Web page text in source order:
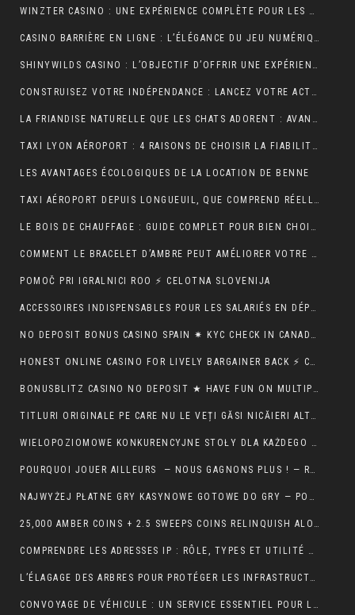
WINZTER CASINO : UNE EXPÉRIENCE COMPLÈTE POUR LES AMATEURS DE JEUX EN LIGNE
CASINO BARRIÈRE EN LIGNE : L’ÉLÉGANCE DU JEU NUMÉRIQUE AU SERVICE DES JOUEURS MODERNES
SHINYWILDS CASINO : L’OBJECTIF D’OFFRIR UNE EXPÉRIENCE DE JEU EXCEPTIONNELLE ET SÉCURISÉE
CONSTRUISEZ VOTRE INDÉPENDANCE : LANCEZ VOTRE ACTIVITÉ DE MARCHAND DE BIENS OU AGENT IMMOBILIER
LA FRIANDISE NATURELLE QUE LES CHATS ADORENT : AVANTAGES ET CONSEILS
TAXI LYON AÉROPORT : 4 RAISONS DE CHOISIR LA FIABILITÉ ET LE CONFORT POUR VOS TRAJETS
LES AVANTAGES ÉCOLOGIQUES DE LA LOCATION DE BENNE
TAXI AÉROPORT DEPUIS LONGUEUIL, QUE COMPREND RÉELLEMENT LE PRIX ANNONCÉ ?
LE BOIS DE CHAUFFAGE : GUIDE COMPLET POUR BIEN CHOISIR SON COMBUSTIBLE
COMMENT LE BRACELET D’AMBRE PEUT AMÉLIORER VOTRE QUOTIDIEN
POMOČ PRI IGRALNICI ROO ⚡ CELOTNA SLOVENIJA
ACCESSOIRES INDISPENSABLES POUR LES SALARIÉS EN DÉPLACEMENT PROFESSIONNEL
NO DEPOSIT BONUS CASINO SPAIN ✷ KYC CHECK IN CANADA 🍀
HONEST ONLINE CASINO FOR LIVELY BARGAINER BACK ⚡️ CA ♦️
BONUSBLITZ CASINO NO DEPOSIT ★ HAVE FUN ON MULTIPLE PLATFORMS AUTOMATICALLY CANADIAN FEDERATION 💸
TITLURI ORIGINALE PE CARE NU LE VEȚI GĂSI NICĂIERI ALTUNDEVA. ♬ CONSTANȚA 🔮
WIELOPOZIOMOWE KONKURENCYJNE STOŁY DLA KAŻDEGO POZIOMU UMIEJĘTNOŚCI · RZECZPOSPOLITA POLSKA 💵
POURQUOI JOUER AILLEURS — NOUS GAGNONS PLUS ! — RÉPUBLIQUE FRANÇAISE 💵
NAJWYŻEJ PŁATNE GRY KASYNOWE GOTOWE DO GRY — POLSKA REGION CLAIM YOUR REWARD
25,000 AMBER COINS + 2.5 SWEEPS COINS RELINQUISH ALONG SIGN IMPROVING • IE 🏦
COMPRENDRE LES ADRESSES IP : RÔLE, TYPES ET UTILITÉ AU QUOTIDIEN
L’ÉLAGAGE DES ARBRES POUR PROTÉGER LES INFRASTRUCTURES
CONVOYAGE DE VÉHICULE : UN SERVICE ESSENTIEL POUR LES PROFESSIONNELS DE L’AUTOMOBILE